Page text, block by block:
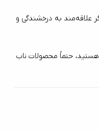
انتخاب بین قاشق چنگال مات و براق به سلیقه شخصی و نیازهای شما بستگی دارد. اگر به دنبال ظاهری ساده، مدرن و مقاوم هستید، قاشق و چنگال‌های مات می‌توانند انتخاب خوبی باشند. اما اگر علاقه‌مند به درخشندگی و
هستید، حتماً محصولات ناب